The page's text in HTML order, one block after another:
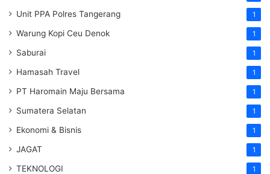
Unit PPA Polres Tangerang 1
Warung Kopi Ceu Denok 1
Saburai 1
Hamasah Travel 1
PT Haromain Maju Bersama 1
Sumatera Selatan 1
Ekonomi & Bisnis 1
JAGAT 1
TEKNOLOGI 1